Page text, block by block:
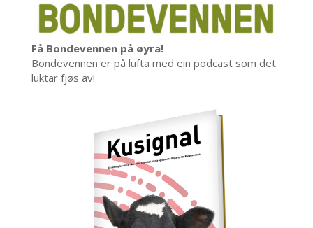
Få Bondevennen på øyra!
Bondevennen er på lufta med ein podcast som det
luktar fjøs av!